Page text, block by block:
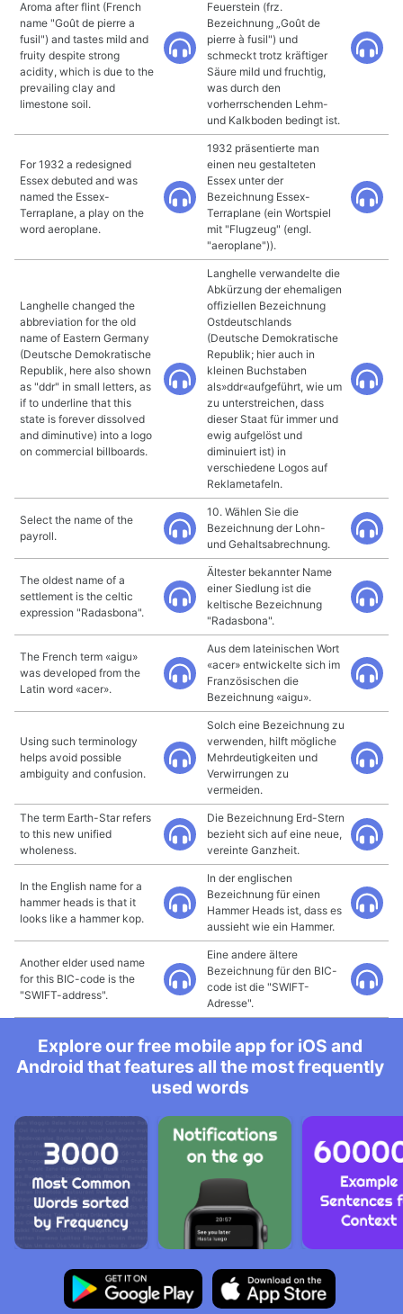
Aroma after flint (French
name "Goût de pierre a
fusil") and tastes mild and
fruity despite strong
acidity, which is due to the
prevailing clay and
limestone soil.
Feuerstein (frz.
Bezeichnung „Goût de
pierre à fusil") und
schmeckt trotz kräftiger
Säure mild und fruchtig,
was durch den
vorherrschenden Lehm-
und Kalkboden bedingt ist.
For 1932 a redesigned
Essex debuted and was
named the Essex-
Terraplane, a play on the
word aeroplane.
1932 präsentierte man
einen neu gestalteten
Essex unter der
Bezeichnung Essex-
Terraplane (ein Wortspiel
mit "Flugzeug" (engl.
"aeroplane")).
Langhelle changed the
abbreviation for the old
name of Eastern Germany
(Deutsche Demokratische
Republik, here also shown
as "ddr" in small letters, as
if to underline that this
state is forever dissolved
and diminutive) into a logo
on commercial billboards.
Langhelle verwandelte die
Abkürzung der ehemaligen
offiziellen Bezeichnung
Ostdeutschlands
(Deutsche Demokratische
Republik; hier auch in
kleinen Buchstaben
als»ddr«aufgeführt, wie um
zu unterstreichen, dass
dieser Staat für immer und
ewig aufgelöst und
diminuiert ist) in
verschiedene Logos auf
Reklametafeln.
Select the name of the
payroll.
10. Wählen Sie die
Bezeichnung der Lohn-
und Gehaltsabrechnung.
The oldest name of a
settlement is the celtic
expression "Radasbona".
Ältester bekannter Name
einer Siedlung ist die
keltische Bezeichnung
"Radasbona".
The French term «aigu»
was developed from the
Latin word «acer».
Aus dem lateinischen Wort
«acer» entwickelte sich im
Französischen die
Bezeichnung «aigu».
Using such terminology
helps avoid possible
ambiguity and confusion.
Solch eine Bezeichnung zu
verwenden, hilft mögliche
Mehrdeutigkeiten und
Verwirrungen zu
vermeiden.
The term Earth-Star refers
to this new unified
wholeness.
Die Bezeichnung Erd-Stern
bezieht sich auf eine neue,
vereinte Ganzheit.
In the English name for a
hammer heads is that it
looks like a hammer kop.
In der englischen
Bezeichnung für einen
Hammer Heads ist, dass es
aussieht wie ein Hammer.
Another elder used name
for this BIC-code is the
"SWIFT-address".
Eine andere ältere
Bezeichnung für den BIC-
code ist die "SWIFT-
Adresse".
Explore our free mobile app for iOS and
Android that features all the most frequently
used words